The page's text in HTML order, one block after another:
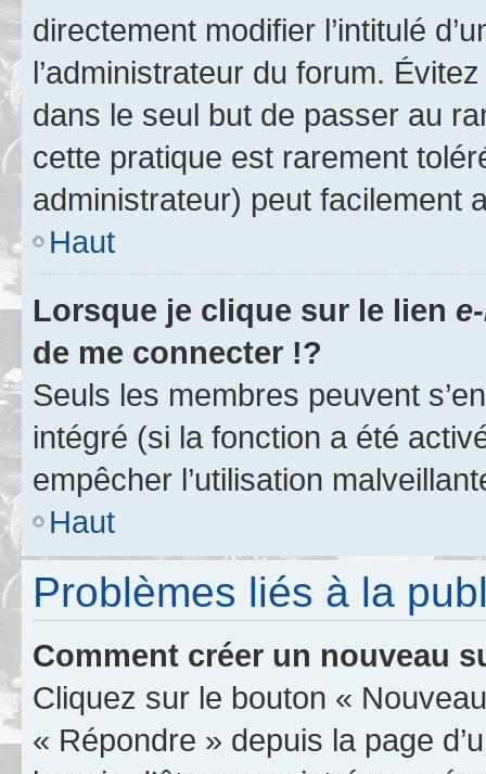
directement modifier l’intitulé
l’administrateur du forum.
dans le seul but de passer au
cette pratique est rarement
administrateur) peut facilement
Haut
Lorsque je clique sur le lien
de me connecter !?
Seuls les membres peuvent
intégré (si la fonction a été
empêcher l’utilisation
Haut
Problèmes liés à la
Comment créer un nouveau
Cliquez sur le bouton «
« Répondre » depuis la page